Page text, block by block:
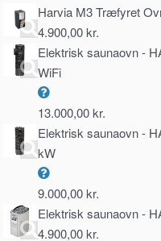
Harvia M3 Træfyret
4.900,00kr.
Elektrisk saunaovn -
WiFi
13.000,00kr.
Elektrisk saunaovn -
kW
9.000,00kr.
Elektrisk saunaovn -
4.900,00kr.